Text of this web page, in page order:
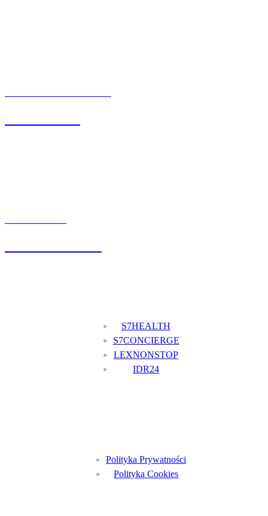
S7HEALTH
S7CONCIERGE
LEXNONSTOP
IDR24
Polityka Prywatności
Polityka Cookies